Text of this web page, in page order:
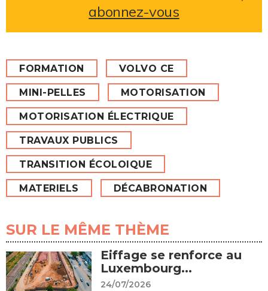
abonnez-vous
FORMATION VOLVO CE
MINI-PELLES MOTORISATION
MOTORISATION ÉLECTRIQUE
TRAVAUX PUBLICS
TRANSITION ÉCOLOIQUE
MATERIELS DÉCABRONATION
SUR LE MÊME THÈME
Eiffage se renforce au
Luxembourg...
24/07/2026